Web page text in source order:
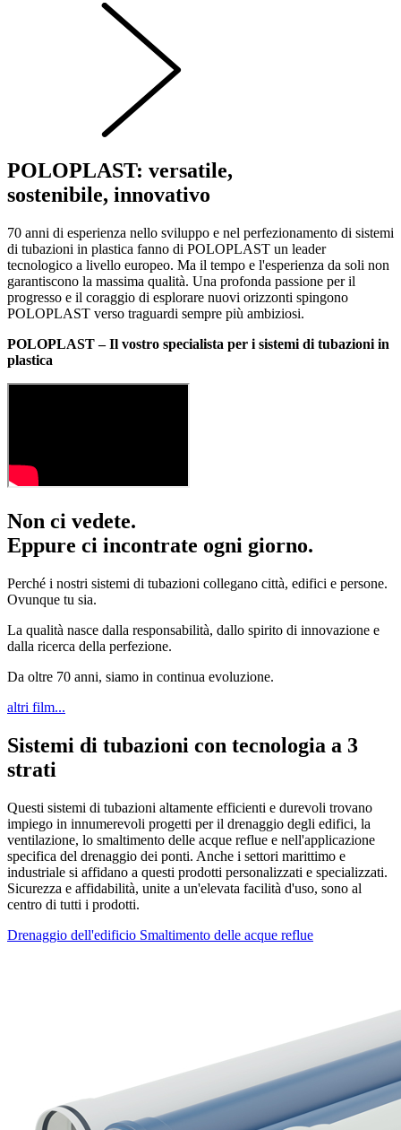
POLOPLAST: versatile,
sostenibile, innovativo
70 anni di esperienza nello sviluppo e nel perfezionamento di sistemi
di tubazioni in plastica fanno di POLOPLAST un leader
tecnologico a livello europeo. Ma il tempo e l'esperienza da soli non
garantiscono la massima qualità. Una profonda passione per il
progresso e il coraggio di esplorare nuovi orizzonti spingono
POLOPLAST verso traguardi sempre più ambiziosi.
POLOPLAST – Il vostro specialista per i sistemi di tubazioni in
plastica
Non ci vedete.
Eppure ci incontrate ogni giorno.
Perché i nostri sistemi di tubazioni collegano città, edifici e persone.
Ovunque tu sia.
La qualità nasce dalla responsabilità, dallo spirito di innovazione e
dalla ricerca della perfezione.
Da oltre 70 anni, siamo in continua evoluzione.
altri film...
Sistemi di tubazioni con tecnologia a 3
strati
Questi sistemi di tubazioni altamente efficienti e durevoli trovano
impiego in innumerevoli progetti per il drenaggio degli edifici, la
ventilazione, lo smaltimento delle acque reflue e nell'applicazione
specifica del drenaggio dei ponti. Anche i settori marittimo e
industriale si affidano a questi prodotti personalizzati e specializzati.
Sicurezza e affidabilità, unite a un'elevata facilità d'uso, sono al
centro di tutti i prodotti.
Drenaggio dell'edificio Smaltimento delle acque reflue